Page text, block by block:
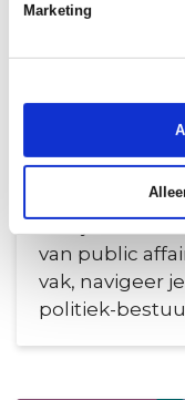
Marketing
Vacature:
Lobby (focus
Ben je toe
heb je al de
van public
vak, navigeer
politiek-